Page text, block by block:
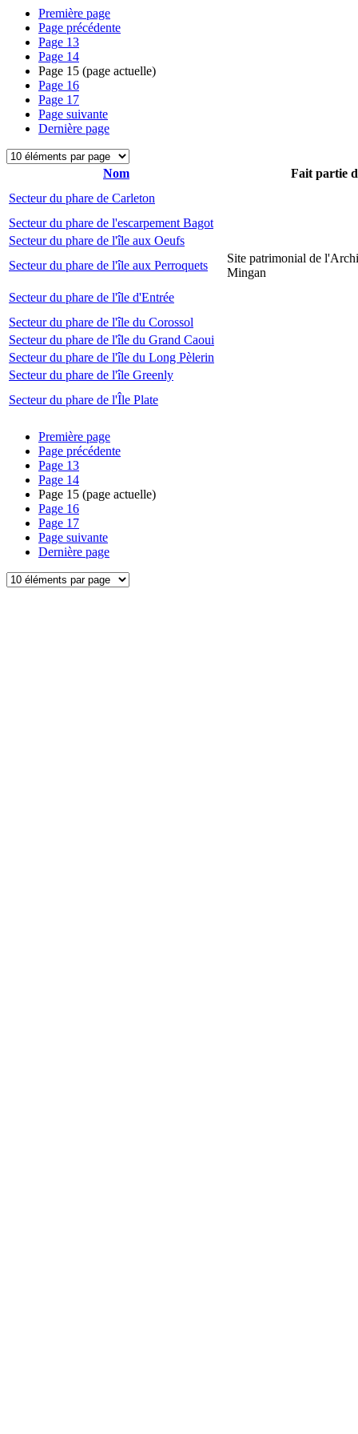
Première page
Page précédente
Page 13
Page 14
Page 15 (page actuelle)
Page 16
Page 17
Page suivante
Dernière page
Nom
Fait partie
Secteur du phare de Carleton
Secteur du phare de l'escarpement Bagot
Secteur du phare de l'île aux Oeufs
Secteur du phare de l'île aux Perroquets
Site patrimonial de
Mingan
Secteur du phare de l'île d'Entrée
Secteur du phare de l'île du Corossol
Secteur du phare de l'île du Grand Caoui
Secteur du phare de l'île du Long Pèlerin
Secteur du phare de l'île Greenly
Secteur du phare de l'Île Plate
Première page
Page précédente
Page 13
Page 14
Page 15 (page actuelle)
Page 16
Page 17
Page suivante
Dernière page